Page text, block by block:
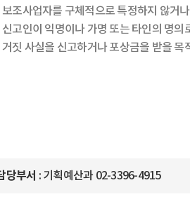
보조사업자를 구체적으로 특정하지 않거
신고인이 익명이나 가명 또는 타인의 명의
거짓 사실을 신고하거나 포상금을 받을
당부서 : 기획예산과 02-3396-4915